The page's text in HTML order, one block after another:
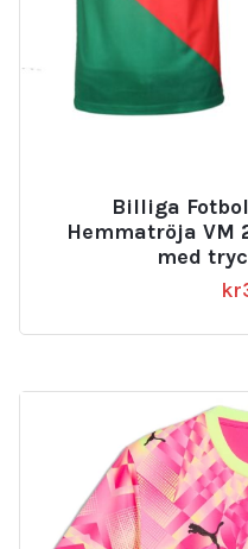
Billiga
Hemmatröja VM
med
kr